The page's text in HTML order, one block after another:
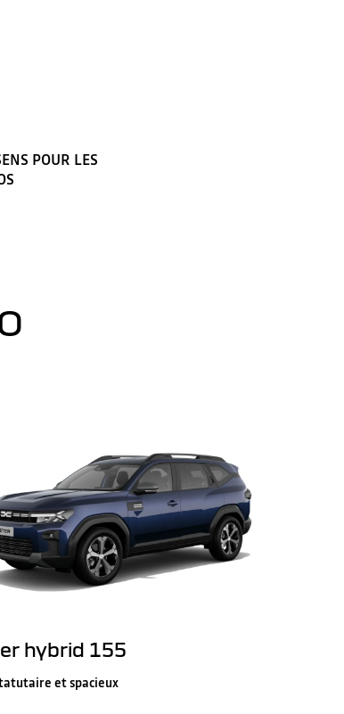
POUR LES
hybrid 155
et spacieux